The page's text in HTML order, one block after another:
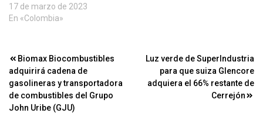
17 de marzo de 2023
En «Colombia»
Navegación
de
entradas
Biomax Biocombustibles
adquirirá cadena de
gasolineras y transportadora
de combustibles del Grupo
John Uribe (GJU)
Luz verde de SuperIndustria
para que suiza Glencore
adquiera el 66% restante de
Cerrejón